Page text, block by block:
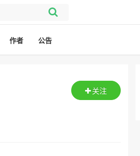
作者 公告
关注